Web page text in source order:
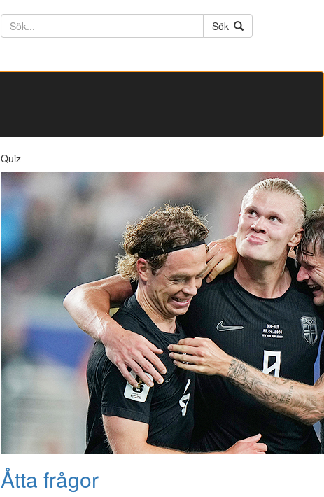
Söktext
Sök
Quiz
Åtta frågor